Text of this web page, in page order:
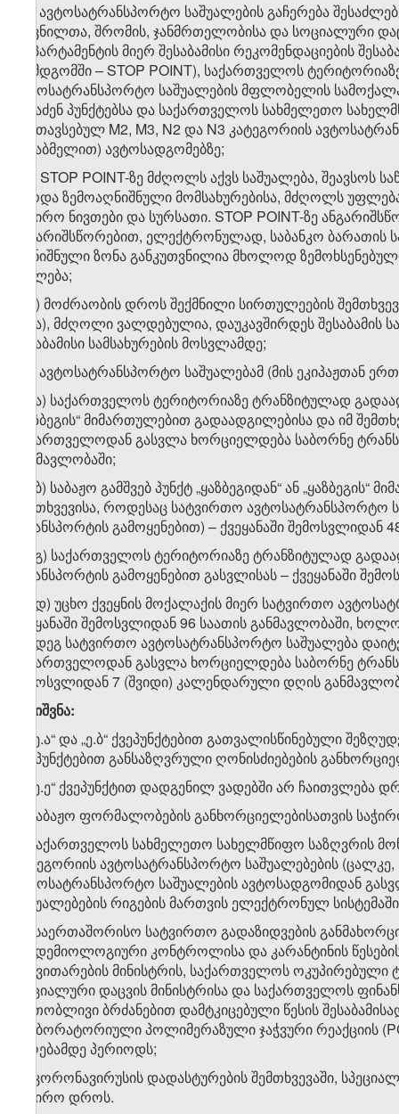
ე.ბ) ავტოსატრანსპორტო საშუალების გაჩერება
დევნილთა, შრომის, ჯანმრთელობისა და სოციალური
დეპარტამენტის მიერ შესაბამისი რეკომენდაციების
(შემდგომში – STOP POINT), საქართველოს
ავტოსატრანსპორტო საშუალების მფლობელის
შესაძენ პუნქტებსა და საქართველოს სახმელეთო
განთავსებულ M2, M3, N2 და N3 კატეგორიის
მისაბმელით) ავტოსადგომებზე;
ე.გ) STOP POINT-ზე მძღოლს აქვს საშუალება, შეავსოს
გარდა ზემოაღნიშნული მომსახურებისა, მძღოლს
საჭირო ნივთები და სურსათი. STOP POINT-ზე
ანგარიშსწორებით, ელექტრონულად, საბანკო ბარათის
აღნიშნული ზონა განკუთვნილია მხოლოდ
უფლება;
ე.დ) მოძრაობის დროს შექმნილი სირთულეების
სხვა), მძღოლი ვალდებულია, დაუკავშირდეს შესაბამის
შესაბამისი სამსახურების მოსვლამდე;
ე.ე) ავტოსატრანსპორტო საშუალებამ (მის
ე.ე.ა) საქართველოს ტერიტორიაზე ტრანზიტულად
„ყაზბეგის“ მიმართულებით გადაადგილებისა და იმ
საქართველოდან გასვლა ხორციელდება საბორნე
განმავლობაში;
ე.ე.ბ) საბაჟო გამშვებ პუნქტ „ყაზბეგიდან“ ან
შემთხვევისა, როდესაც სატვირთო
ტრანსპორტის გამოყენებით) – ქვეყანაში შემოსვლიდან
ე.ე.გ) საქართველოს ტერიტორიაზე ტრანზიტულად
ტრანსპორტის გამოყენებით გასვლისას – ქვეყანაში
ე.ე.დ) უცხო ქვეყნის მოქალაქის მიერ სატვირთო
ქვეყანაში შემოსვლიდან 96 საათის განმავლობაში,
შემდეგ სატვირთო ავტოსატრანსპორტო საშუალება
საქართველოდან გასვლა ხორციელდება საბორნე
შემოსვლიდან 7 (შვიდი) კალენდარული დღის
შენიშვნა:
1. „ე.ა“ და „ე.ბ“ ქვეპუნქტებით გათვალისწინებული
ქვეპუნქტებით განსაზღვრული ღონისძიებების
2. „ე.ე“ ქვეპუნქტით დადგენილ ვადებში არ ჩაითვლება
ა) საბაჟო ფორმალობების განხორციელებისათვის
ბ) საქართველოს სახმელეთო სახელმწიფო საზღვრის
კატეგორიის ავტოსატრანსპორტო საშუალებების
ავტოსატრანსპორტო საშუალების ავტოსადგომიდან
საშუალებების რიგების მართვის ელექტრონულ
გ) „საერთაშორისო სატვირთო გადაზიდვების
ეპიდემიოლოგიური კონტროლისა და კარანტინის
განვითარების მინისტრის, საქართველოს
სოციალური დაცვის მინისტრისა და საქართველოს
ერთობლივი ბრძანებით დამტკიცებული წესის
ლაბორატორიული პოლიმერაზული ჯაჭვური რეაქციის
მიღებამდე პერიოდს;
დ) კორონავირუსის დადასტურების შემთხვევაში,
საჭირო დროს.